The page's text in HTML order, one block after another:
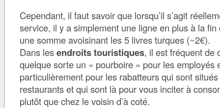
Cependant, il faut savoir que lorsqu’il s’agit
service, il y a simplement une ligne en plus à la fin
une somme avoisinant les 5 livres turques (~2€).
Dans lesendroits touristiques, il est fréquent de
quelque sorte un « pourboire » pour les employés
particulièrement pour les rabatteurs qui sont
restaurants et qui sont là pour vous inciter à
plutôt que chez le voisin d’à coté.